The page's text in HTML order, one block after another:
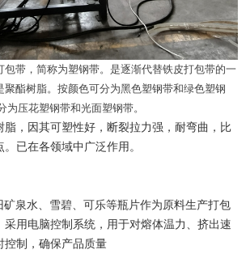
包带，简称为塑钢带。是逐渐代替铁皮打包带的一
聚酯树脂。按颜色可分为黑色塑钢带和绿色塑钢
为压花塑钢带和光面塑钢带。
脂，因其可塑性好，断裂拉力强，耐弯曲，比
已在各领域中广泛作用。
矿泉水、雪碧、可乐等瓶片作为原料生产打包
采用电脑控制系统，用于对熔体温力、挤出速
控制，确保产品质量